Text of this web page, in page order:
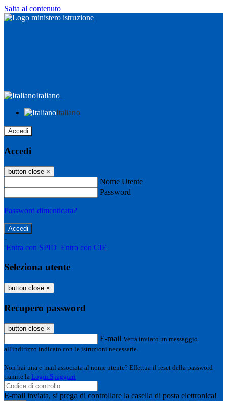
Salta al contenuto
Italiano
Italiano
Accedi
Accedi
button close ×
Nome Utente
Password
Password dimenticata?
-
Entra con SPID Entra con CIE
Seleziona utente
button close ×
Recupero password
button close ×
E-mail Verrà inviato un messaggio
all'indirizzo indicato con le istruzioni necessarie.
Non hai una e-mail associata al nome utente? Effettua il reset della password
tramite la Login Spaggiari
E-mail inviata, si prega di controllare la casella di posta elettronica!